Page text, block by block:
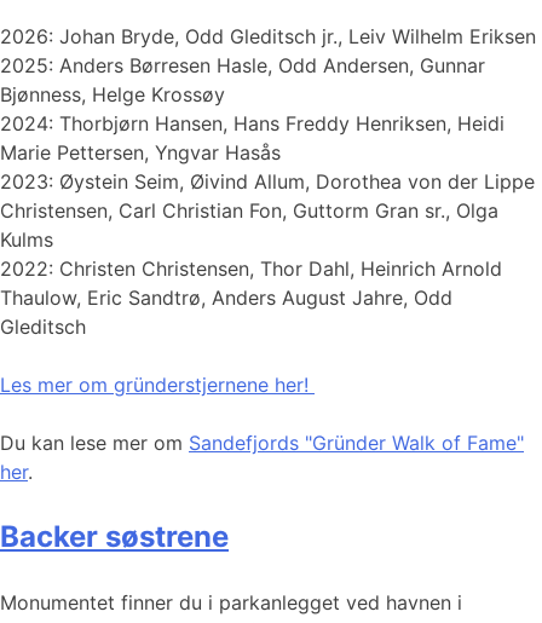
2026: Johan Bryde, Odd Gleditsch jr., Leiv Wilhelm Eriksen
2025: Anders Børresen Hasle, Odd Andersen, Gunnar
Bjønness, Helge Krossøy
2024: Thorbjørn Hansen, Hans Freddy Henriksen, Heidi
Marie Pettersen, Yngvar Hasås
2023: Øystein Seim, Øivind Allum, Dorothea von der Lippe
Christensen, Carl Christian Fon, Guttorm Gran sr., Olga
Kulms
2022: Christen Christensen, Thor Dahl, Heinrich Arnold
Thaulow, Eric Sandtrø, Anders August Jahre, Odd
Gleditsch
Les mer om gründerstjernene her!
Du kan lese mer om Sandefjords "Gründer Walk of Fame"
her.
Backer søstrene
Monumentet finner du i parkanlegget ved havnen i